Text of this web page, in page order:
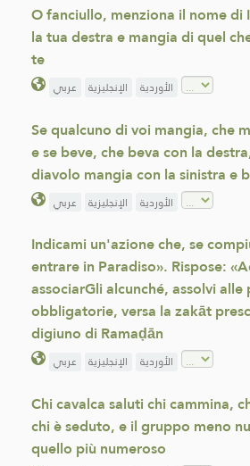
O fanciullo, menziona il nome di
la tua destra e mangia di quel
te
عربي الإنجليزية الأوردية
Se qualcuno di voi mangia, che
e se beve, che beva con la
diavolo mangia con la sinistra e
عربي الإنجليزية الأوردية
Indicami un'azione che, se
entrare in Paradiso». Rispose:
associarGli alcunché, assolvi
obbligatorie, versa la zakāt
digiuno di Ramaḍān
عربي الإنجليزية الأوردية
Chi cavalca saluti chi cammina,
chi è seduto, e il gruppo meno
quello più numeroso